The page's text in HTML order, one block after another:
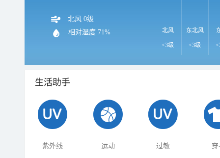
北风 0级
相对湿度 71% 北风
<3级
东北风
<3级
生活助手
紫外线 运动 过敏 穿